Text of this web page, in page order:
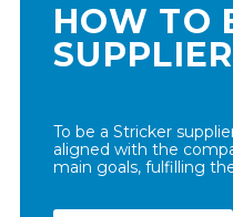
HOW TO
SUPPLIER
To be a Stricker
aligned with the
main goals, fulfilling